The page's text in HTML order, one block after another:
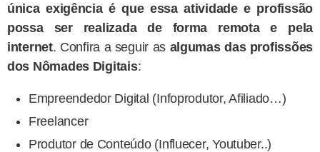
única exigência é que essa atividade e profissão
possa ser realizada de forma remota e pela
internet. Confira a seguir as algumas das profissões
dos Nômades Digitais:
Empreendedor Digital (Infoprodutor, Afiliado…)
Freelancer
Produtor de Conteúdo (Influecer, Youtuber..)